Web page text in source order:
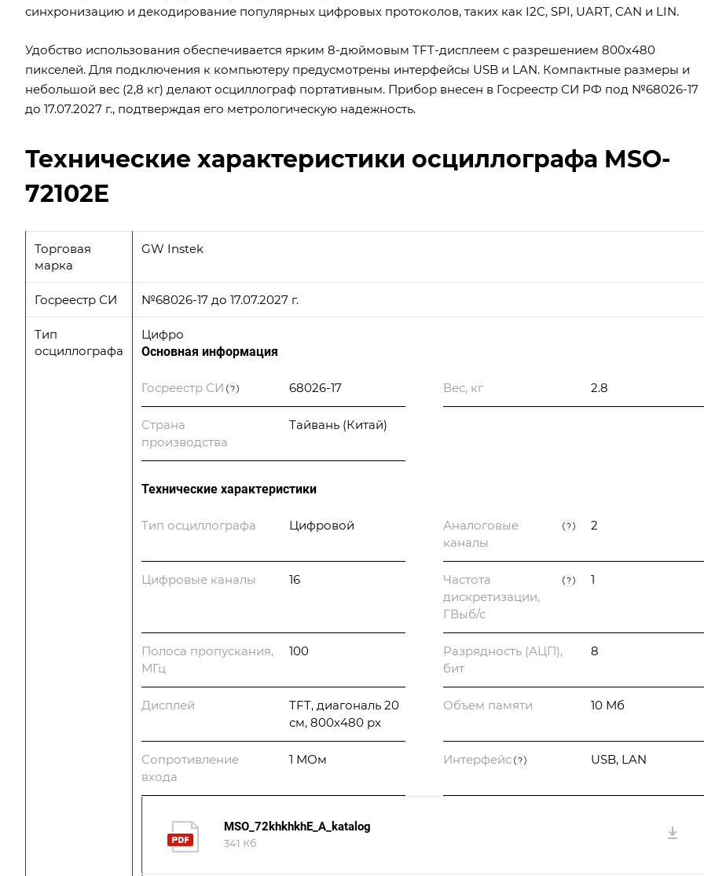
синхронизацию и декодирование популярных цифровых протоколов, таких как I2C, SPI, UART, CAN и LIN.
Удобство использования обеспечивается ярким 8-дюймовым TFT-дисплеем с разрешением 800х480
пикселей. Для подключения к компьютеру предусмотрены интерфейсы USB и LAN. Компактные размеры и
небольшой вес (2,8 кг) делают осциллограф портативным. Прибор внесен в Госреестр СИ РФ под №68026-17
до 17.07.2027 г., подтверждая его метрологическую надежность.
Технические характеристики осциллографа MSO-
72102E
Торговая
марка
GW Instek
Госреестр СИ №68026-17 до 17.07.2027 г.
Тип
осциллографа
Цифро
Основная информация
Госреестр СИ ? 68026-17 Вес, кг 2.8
Страна
производства
Тайвань (Китай)
Технические характеристики
Тип осциллографа Цифровой
Аналоговые
каналы
? 2
Цифровые каналы 16
Частота
дискретизации,
ГВыб/с
? 1
Полоса пропускания,
МГц
100
Разрядность (АЦП),
бит
8
Дисплей
TFT, диагональ 20
см, 800х480 px
Объем памяти 10 Мб
Сопротивление
входа
1 МОм Интерфейс ? USB, LAN
MSO_72khkhkhE_A_katalog
341 Кб